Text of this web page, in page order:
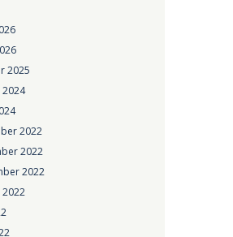
2025
2024
2022
2022
2022
2022